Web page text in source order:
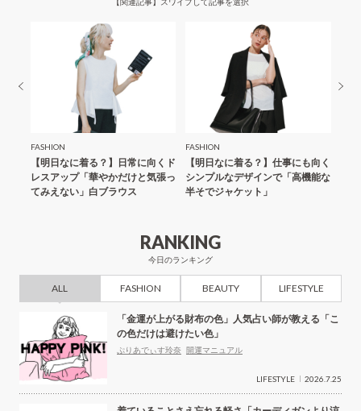
FASHION
【明日なに着る？】日常に向くド
レスアップ「華やかだけと気張っ
てみえない」白ブラウス
FASHION
【明日なに着る？】仕事にも向く
シンプルなデザインで「高機能な
半そでジャケット」
RANKING
今日のランキング
ALL FASHION BEAUTY LIFESTYLE
「金運が上がる財布の色」人気占い師が教える「こ
の色だけは避けたい色」
ぷりあでぃす玲奈 開運マニュアル
LIFESTYLE 2026.7.25